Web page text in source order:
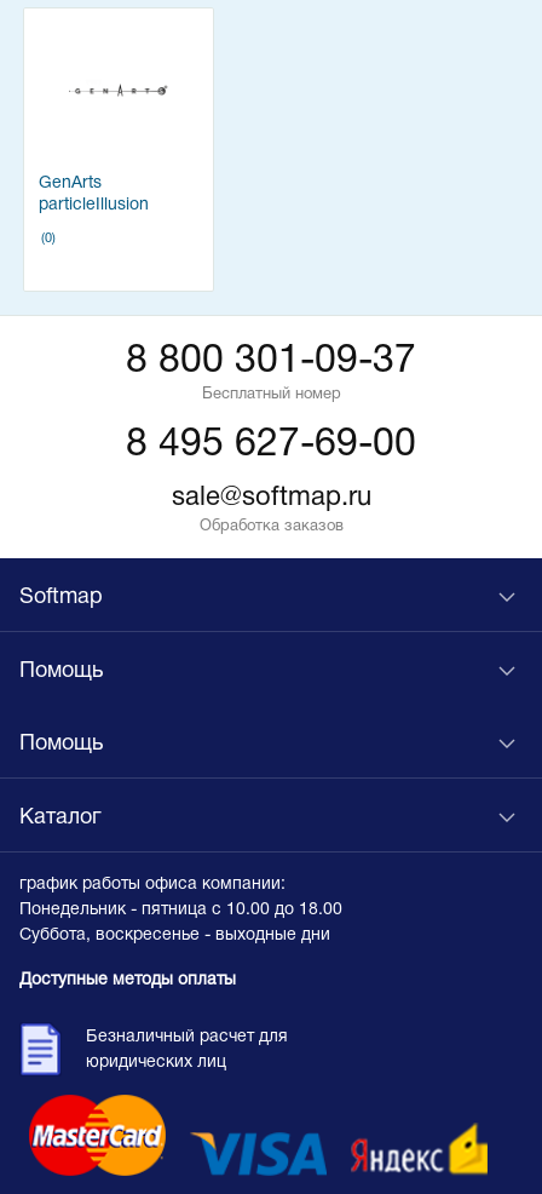
GenArts
particleIllusion
(0)
8 800 301-09-37
Бесплатный номер
8 495 627-69-00
sale@softmap.ru
Обработка заказов
Softmap
Помощь
Помощь
Каталог
график работы офиса компании:
Понедельник - пятница с 10.00 до 18.00
Суббота, воскресенье - выходные дни
Доступные методы оплаты
Безналичный расчет для
юридических лиц